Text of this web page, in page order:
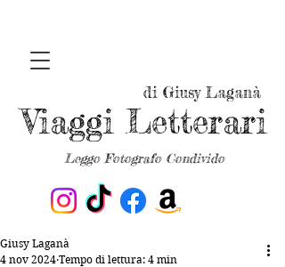
Leggo Fotografo Condivido
Viaggi Letterari
di Giusy Laganà
Giusy Laganà
4 nov 2024 Tempo di lettura: 4 min